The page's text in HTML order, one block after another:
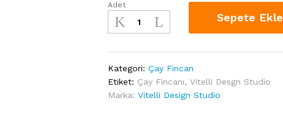
Vitelli
Design
Studio
Porselen
Çay
Fincanı
Adet
Sepete Ekle
Kategori:Çay Fincan
Etiket: Çay Fincanı,Vitelli Desgn Studio
Marka:Vitelli Design Studio